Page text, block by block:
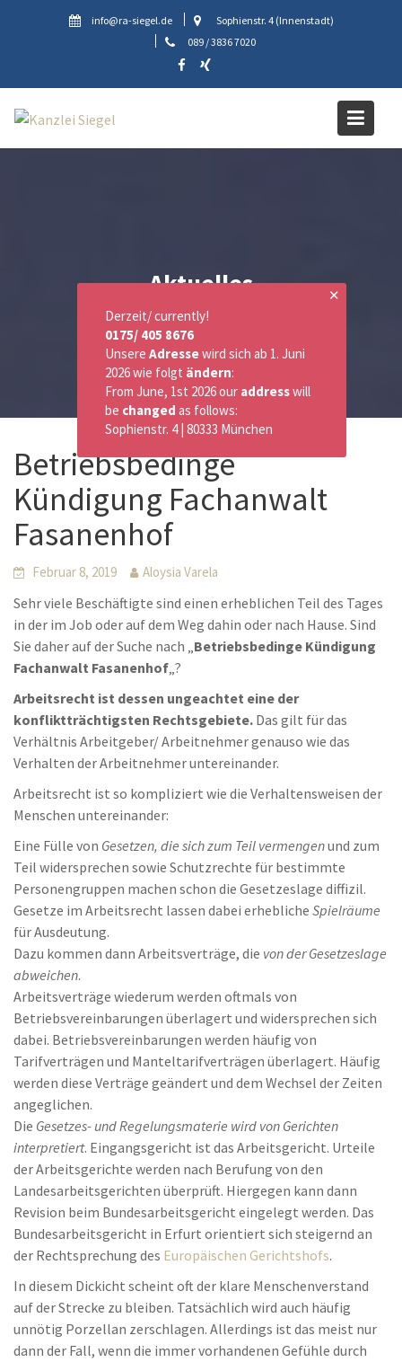
info@ra-siegel.de
Sophienstr. 4 (Innenstadt)
089 / 3836 7020
Aktuelles
Betriebsbedinge
Kündigung Fachanwalt
Fasanenhof
Februar 8, 2019 Aloysia Varela
Sehr viele Beschäftigte sind einen erheblichen Teil des Tages
in der im Job oder auf dem Weg dahin oder nach Hause. Sind
Sie daher auf der Suche nach „Betriebsbedinge Kündigung
Fachanwalt Fasanenhof„?
Arbeitsrecht ist dessen ungeachtet eine der
konfliktträchtigsten Rechtsgebiete. Das gilt für das
Verhältnis Arbeitgeber/ Arbeitnehmer genauso wie das
Verhalten der Arbeitnehmer untereinander.
Arbeitsrecht ist so kompliziert wie die Verhaltensweisen der
Menschen untereinander:
Eine Fülle von Gesetzen, die sich zum Teil vermengenund zum
Teil widersprechen sowie Schutzrechte für bestimmte
Personengruppen machen schon die Gesetzeslage diffizil.
Gesetze im Arbeitsrecht lassen dabei erhebliche Spielräume
für Ausdeutung.
Dazu kommen dann Arbeitsverträge, die von der Gesetzeslage
abweichen.
Arbeitsverträge wiederum werden oftmals von
Betriebsvereinbarungen überlagert und widersprechen sich
dabei. Betriebsvereinbarungen werden häufig von
Tarifverträgen und Manteltarifverträgen überlagert. Häufig
werden diese Verträge geändert und dem Wechsel der Zeiten
angeglichen.
Die Gesetzes- und Regelungsmaterie wird von Gerichten
interpretiert. Eingangsgericht ist das Arbeitsgericht. Urteile
der Arbeitsgerichte werden nach Berufung von den
Landesarbeitsgerichten überprüft. Hiergegen kann dann
Revision beim Bundesarbeitsgericht eingelegt werden. Das
Bundesarbeitsgericht in Erfurt orientiert sich steigernd an
der Rechtsprechung des Europäischen Gerichtshofs.
In diesem Dickicht scheint oft der klare Menschenverstand
auf der Strecke zu bleiben. Tatsächlich wird auch häufig
unnötig Porzellan zerschlagen. Allerdings ist das meist nur
dann der Fall, wenn die immer vorhandenen Gefühle durch
✕
Derzeit/ currently!
0175/ 405 8676
Unsere Adressewird sich ab 1. Juni
2026 wie folgt ändern:
From June, 1st 2026 our addresswill
be changed as follows:
Sophienstr. 4 | 80333 München